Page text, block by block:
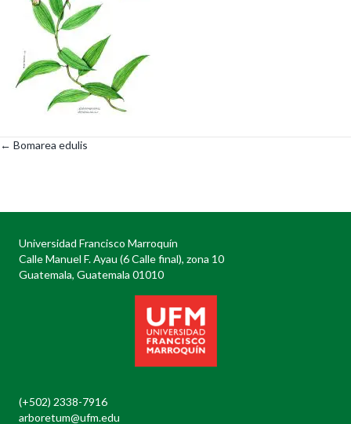
Posts
← Bomarea edulis
Universidad Francisco Marroquín
Calle Manuel F. Ayau (6 Calle final), zona 10
Guatemala, Guatemala 01010
(+502) 2338-7916
arboretum@ufm.edu